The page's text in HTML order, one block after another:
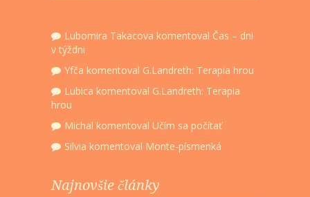
Lubomira Takacova komentoval Čas – dni
v týždni
Yfča komentoval G.Landreth: Terapia hrou
Lubica komentoval G.Landreth: Terapia
hrou
Michal komentoval Učím sa počítať
Silvia komentoval Monte-písmenká
Najnovšie články